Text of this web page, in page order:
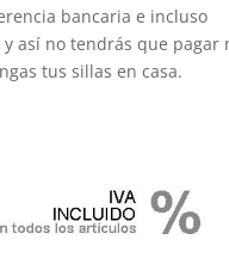
bancaria e incluso
así no tendrás que pagar
tus sillas en casa.